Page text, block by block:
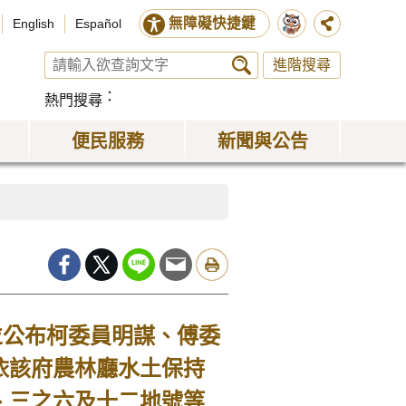
English Español 無障礙快捷鍵
進階搜尋
熱門搜尋
便民服務 新聞與公告
布柯委員明謀、傅委
該府農林廳水土保持
三之六及十二地號等